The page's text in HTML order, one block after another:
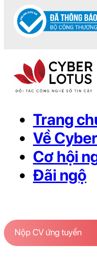
Trang
Về
Cơ hội
Đãi ngộ
Nộp CV ứng tuyển